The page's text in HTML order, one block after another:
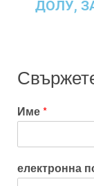
ДОЛУ,
Име*
електронна